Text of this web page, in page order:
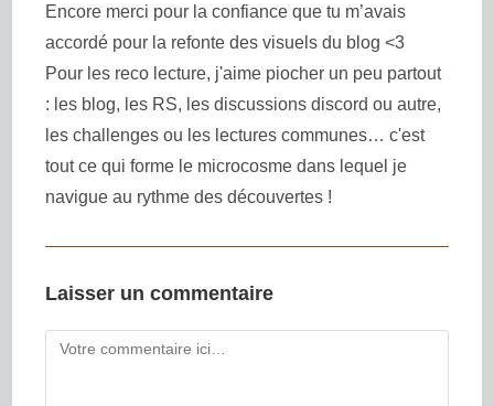
Encore merci pour la confiance que tu m’avais
accordé pour la refonte des visuels du blog <3
Pour les reco lecture, j'aime piocher un peu partout
: les blog, les RS, les discussions discord ou autre,
les challenges ou les lectures communes… c'est
tout ce qui forme le microcosme dans lequel je
navigue au rythme des découvertes !
Laisser un commentaire